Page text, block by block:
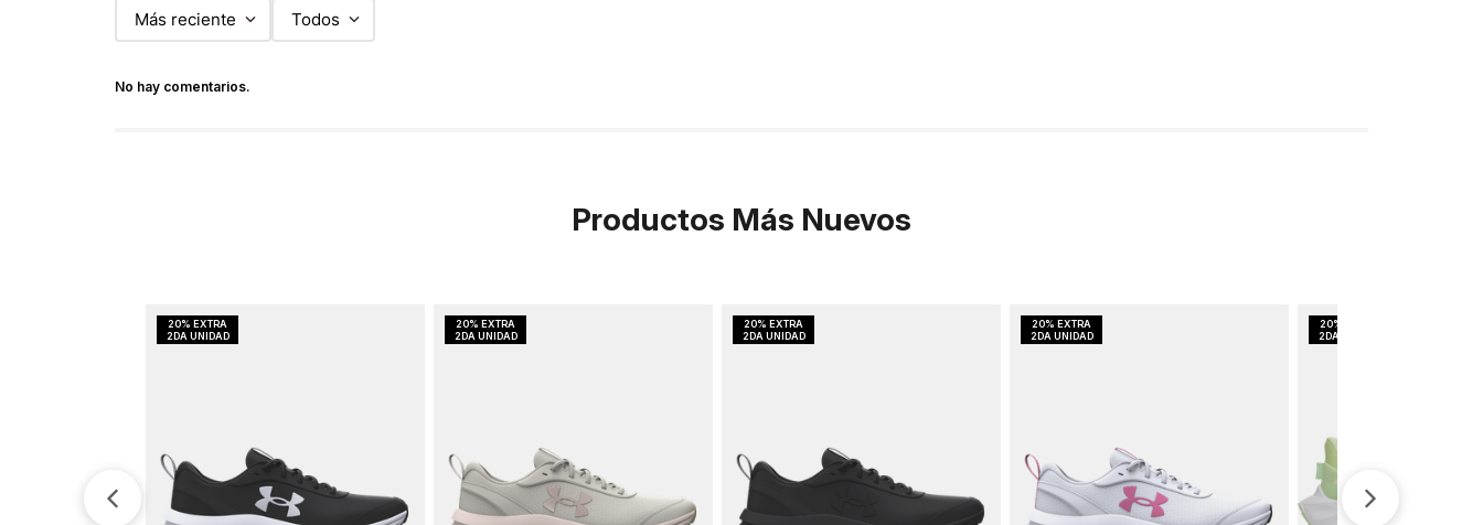
Más reciente Todos
No hay comentarios.
Productos Más Nuevos